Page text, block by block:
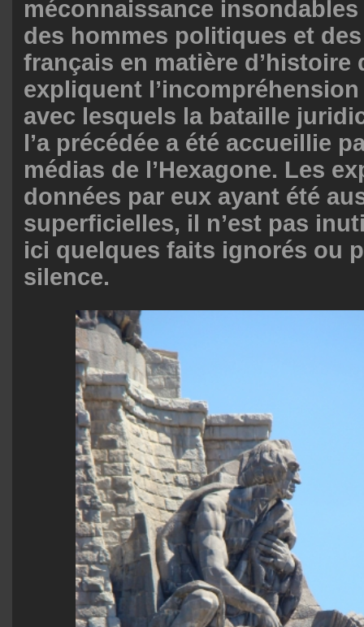
méconnaissance
des hommes politiques et
français en matière d’histoire
expliquent
avec lesquels la bataille
l’a précédée a été accueillie
médias de l’Hexagone. Les
données par eux ayant été
superficielles, il n’est pas
ici quelques faits ignorés ou
silence.